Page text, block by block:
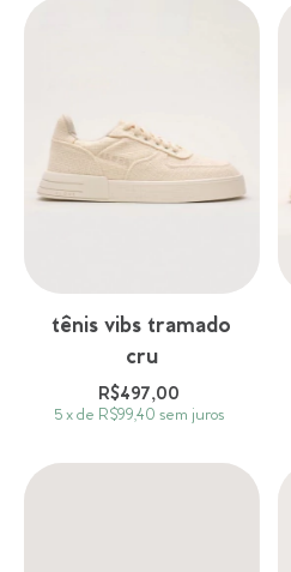
tênis vibs tramado
cru
R$497,00
5 xde R$99,40 sem juros